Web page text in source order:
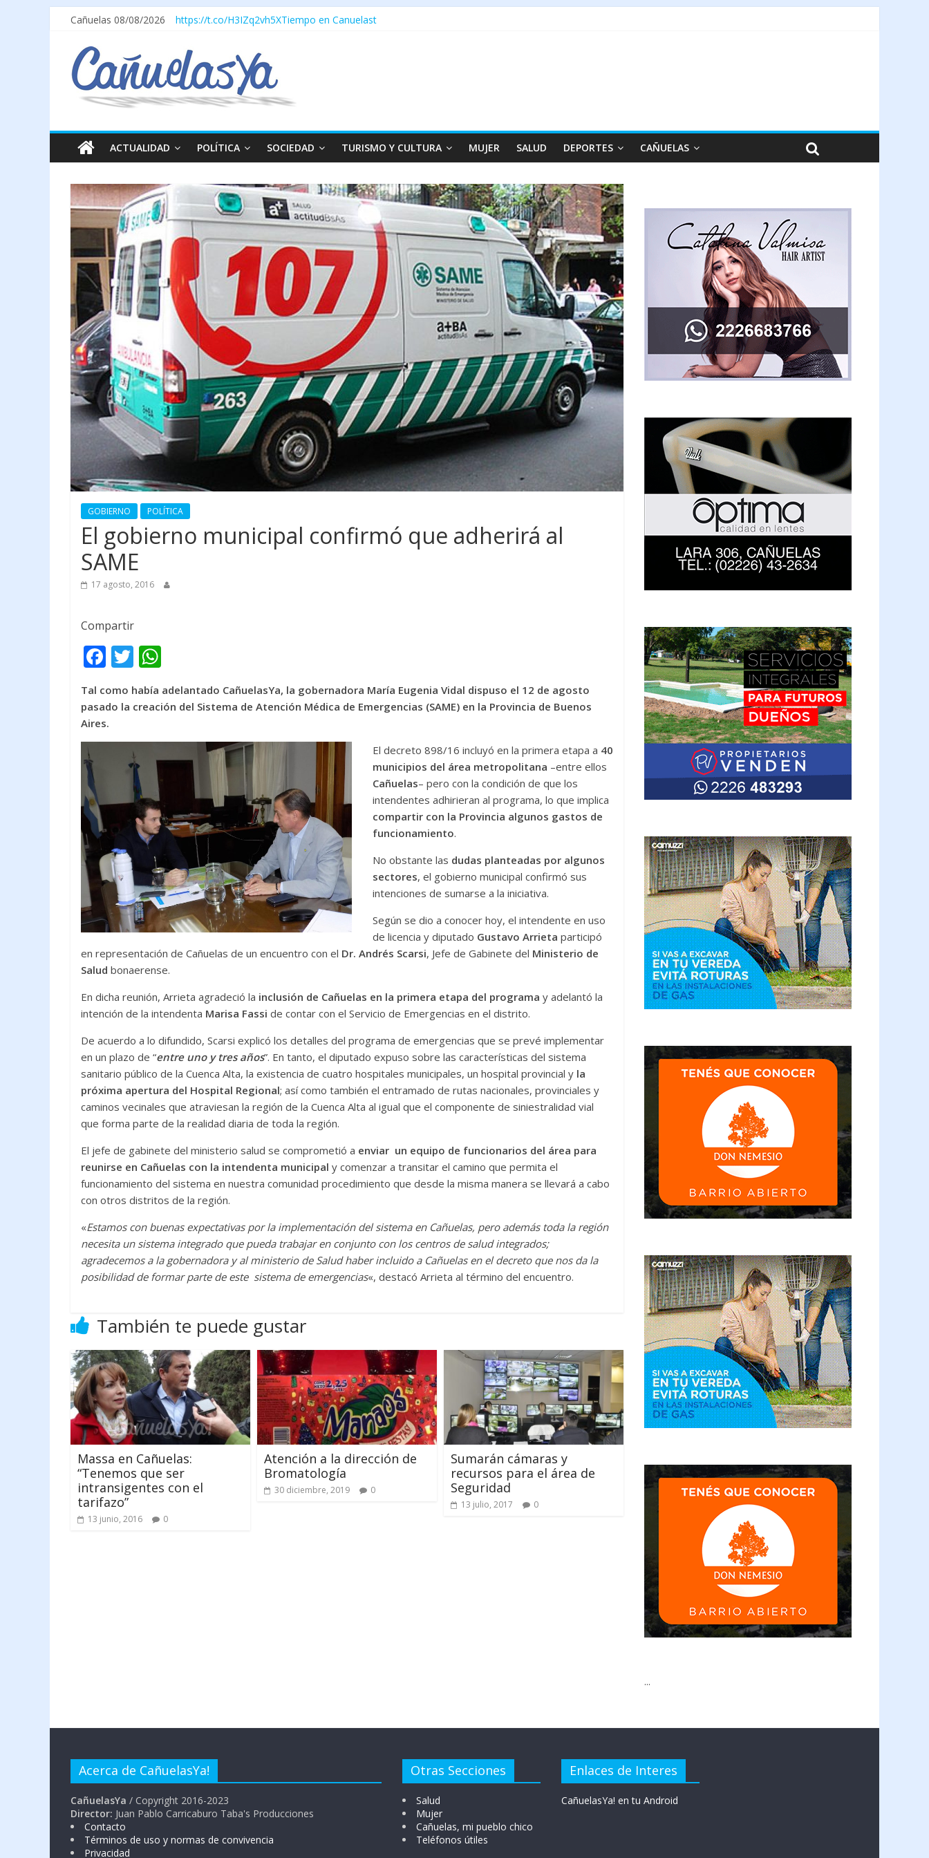
Cañuelas 08/08/2026 https://t.co/H3IZq2vh5XTiempo en Canuelast
ACTUALIDAD POLÍTICA SOCIEDAD TURISMO Y CULTURA MUJER SALUD DEPORTES CAÑUELAS
GOBIERNO POLÍTICA
El gobierno municipal confirmó que adherirá al
SAME
17 agosto, 2016
Compartir
F
e
b
o
T
w
itt
h
at
A
p
p
Tal como había adelantado CañuelasYa, la gobernadora María Eugenia Vidal dispuso el 12 de agosto
pasado la creación del Sistema de Atención Médica de Emergencias (SAME) en la Provincia de Buenos
Aires.
El decreto 898/16 incluyó en la primera etapa a 40
municipios del área metropolitana –entre ellos
Cañuelas– pero con la condición de que los
intendentes adhirieran al programa, lo que implica
compartir con la Provincia algunos gastos de
funcionamiento.
No obstante las dudas planteadas por algunos
sectores, el gobierno municipal confirmó sus
intenciones de sumarse a la iniciativa.
Según se dio a conocer hoy, el intendente en uso
de licencia y diputado Gustavo Arrieta participó
en representación de Cañuelas de un encuentro con el Dr. Andrés Scarsi, Jefe de Gabinete del Ministerio de
Salud bonaerense.
En dicha reunión, Arrieta agradeció la inclusión de Cañuelas en la primera etapa del programa y adelantó la
intención de la intendenta Marisa Fassi de contar con el Servicio de Emergencias en el distrito.
De acuerdo a lo difundido, Scarsi explicó los detalles del programa de emergencias que se prevé implementar
en un plazo de “entre uno y tres años”. En tanto, el diputado expuso sobre las características del sistema
sanitario público de la Cuenca Alta, la existencia de cuatro hospitales municipales, un hospital provincial y la
próxima apertura del Hospital Regional; así como también el entramado de rutas nacionales, provinciales y
caminos vecinales que atraviesan la región de la Cuenca Alta al igual que el componente de siniestralidad vial
que forma parte de la realidad diaria de toda la región.
El jefe de gabinete del ministerio salud se comprometió a enviar un equipo de funcionarios del área para
reunirse en Cañuelas con la intendenta municipal y comenzar a transitar el camino que permita el
funcionamiento del sistema en nuestra comunidad procedimiento que desde la misma manera se llevará a cabo
con otros distritos de la región.
«Estamos con buenas expectativas por la implementación del sistema en Cañuelas, pero además toda la región
necesita un sistema integrado que pueda trabajar en conjunto con los centros de salud integrados;
agradecemos a la gobernadora y al ministerio de Salud haber incluido a Cañuelas en el decreto que nos da la
posibilidad de formar parte de este sistema de emergencias«, destacó Arrieta al término del encuentro.
También te puede gustar
Massa en Cañuelas:
“Tenemos que ser
intransigentes con el
tarifazo”
13 junio, 2016 0
Atención a la dirección de
Bromatología
30 diciembre, 2019 0
Sumarán cámaras y
recursos para el área de
Seguridad
13 julio, 2017 0
...
Acerca de CañuelasYa!
CañuelasYa / Copyright 2016-2023
Director: Juan Pablo Carricaburo Taba's Producciones
Contacto
Términos de uso y normas de convivencia
Privacidad
Otras Secciones
Salud
Mujer
Cañuelas, mi pueblo chico
Teléfonos útiles
Enlaces de Interes
CañuelasYa! en tu Android